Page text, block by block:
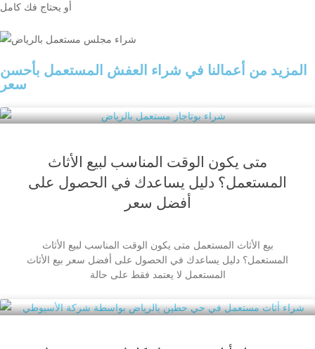
أو يحتاج فك كامل
المزيد من أعمالنا في شراء العفش المستعمل بأحسن
سعر
متى يكون الوقت المناسب لبيع الأثاث
المستعمل؟ دليل يساعدك في الحصول على
أفضل سعر
بيع الأثاث المستعمل متى يكون الوقت المناسب لبيع الأثاث
المستعمل؟ دليل يساعدك في الحصول على أفضل سعر بيع الأثاث
المستعمل لا يعتمد فقط على حالة